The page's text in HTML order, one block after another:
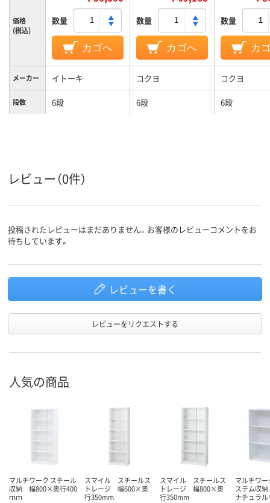
価格
(税込)
数量
カゴへ
数量
カゴへ
数量
カ
メーカー イトーキ コクヨ コクヨ
段数 6段 6段 6段
設置タイ
下置き
質量 48kg 53.2kg 34.2kg
レビュー（0件）
投稿されたレビューはまだありません。お客様のレビューコメントをお
待ちしています。
レビューを書く
レビューをリクエストする
人気の商品
マルチワーク スチール
収納 幅800×奥行400
ｍｍ
スマイル スチールス
トレージ 幅600×奥
行350mm
スマイル スチールス
トレージ 幅800×奥
行350mm
マルチワ
ステム収
ナチュラ